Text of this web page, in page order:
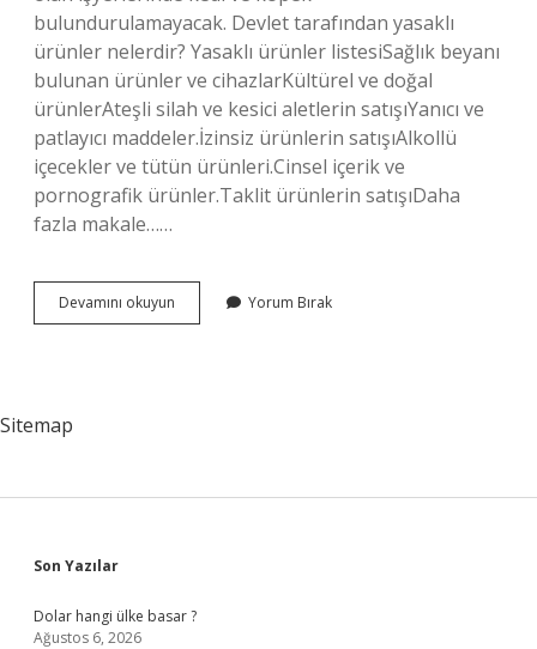
bulundurulamayacak. Devlet tarafından yasaklı
ürünler nelerdir? Yasaklı ürünler listesiSağlık beyanı
bulunan ürünler ve cihazlarKültürel ve doğal
ürünlerAteşli silah ve kesici aletlerin satışıYanıcı ve
patlayıcı maddeler.İzinsiz ürünlerin satışıAlkollü
içecekler ve tütün ürünleri.Cinsel içerik ve
pornografik ürünler.Taklit ürünlerin satışıDaha
fazla makale……
Devamını okuyun Sahibinden
Hayvan
Yorum Bırak
Sitemap
Sidebar
Son Yazılar
Dolar hangi ülke basar ?
Ağustos 6, 2026